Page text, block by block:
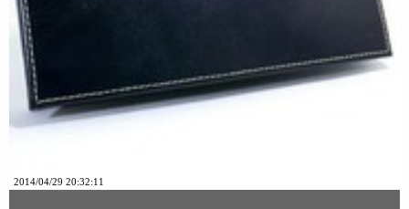
2014/04/29 20:32:11